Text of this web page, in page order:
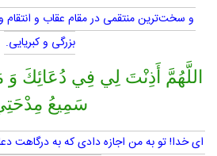
و سخت‌ترين منتقمى در مقام عقاب و انتقام
بزرگى و كبريايى.
اللَّهُمَّ أَذِنْتَ لِي فِي دُعَائِكَ وَ
سَمِيعُ
اى خدا! تو به من اجازه دادى كه به درگاهت